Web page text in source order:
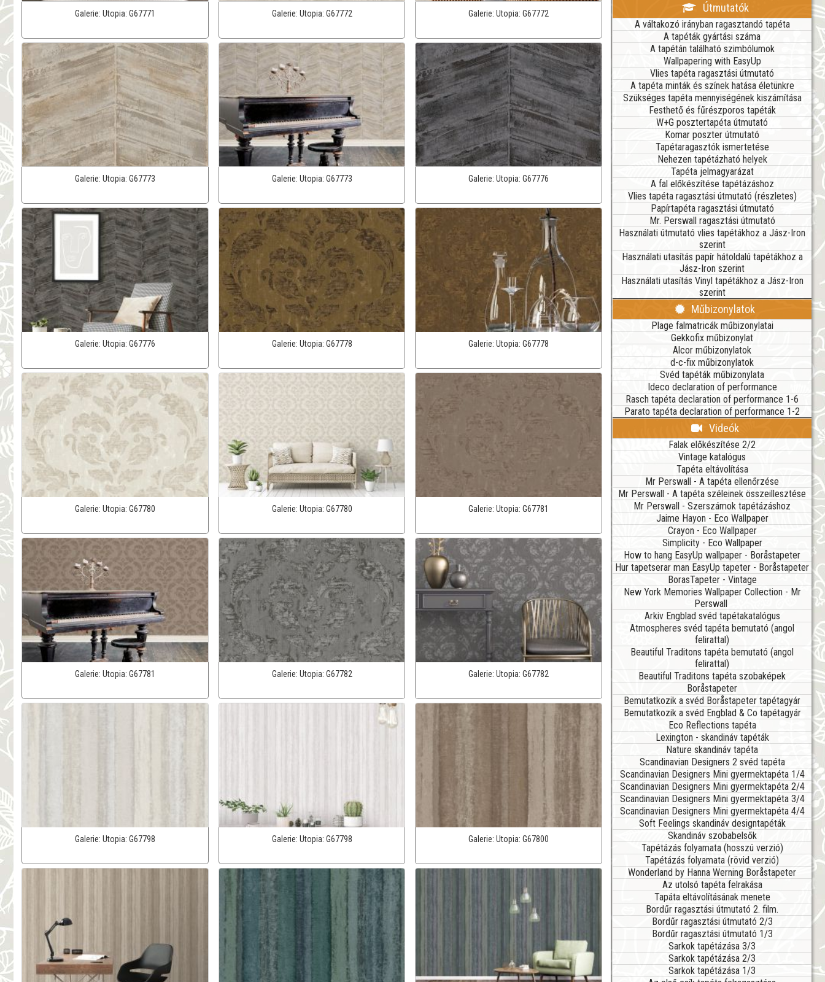
Galerie: Utopia: G67771 Galerie: Utopia: G67772 Galerie:Utopia:G67772
Galerie: Utopia: G67773 Galerie: Utopia: G67773 Galerie:Utopia:G67776
Galerie: Utopia: G67776 Galerie: Utopia: G67778 Galerie:Utopia:G67778
Galerie: Utopia: G67780 Galerie: Utopia: G67780 Galerie:Utopia:G67781
Galerie: Utopia: G67781 Galerie: Utopia: G67782 Galerie:Utopia:G67782
Galerie: Utopia: G67798 Galerie: Utopia: G67798 Galerie:Utopia:G67800
Útmutatók
A váltakozó irányban ragasztandó tapéta
A tapéták gyártási száma
A tapétán található szimbólumok
Wallpapering with EasyUp
Vlies tapéta ragasztási útmutató
A tapéta minták és színek hatása életünkre
Szükséges tapéta mennyiségének kiszámítása
Festhető és fűrészporos tapéták
W+G posztertapéta útmutató
Komar poszter útmutató
Tapétaragasztók ismertetése
Nehezen tapétázható helyek
Tapéta jelmagyarázat
A fal előkészítése tapétázáshoz
Vlies tapéta ragasztási útmutató (részletes)
Papírtapéta ragasztási útmutató
Mr. Perswall ragasztási útmutató
Használati útmutató vlies tapétákhoz a Jász-Iron
szerint
Használati utasítás papír hátoldalú tapétákhoz a
Jász-Iron szerint
Használati utasítás Vinyl tapétákhoz a Jász-Iron
szerint
Műbizonylatok
Plage falmatricák műbizonylatai
Gekkofix műbizonylat
Alcor műbizonylatok
d-c-fix műbizonylatok
Svéd tapéták műbizonylata
Ideco declaration of performance
Rasch tapéta declaration of performance 1-6
Parato tapéta declaration of performance 1-2
Videók
Falak előkészítése 2/2
Vintage katalógus
Tapéta eltávolítása
Mr Perswall - A tapéta ellenőrzése
Mr Perswall - A tapéta széleinek összeillesztése
Mr Perswall - Szerszámok tapétázáshoz
Jaime Hayon - Eco Wallpaper
Crayon - Eco Wallpaper
Simplicity - Eco Wallpaper
How to hang EasyUp wallpaper - Boråstapeter
Hur tapetserar man EasyUp tapeter - Boråstapeter
BorasTapeter - Vintage
New York Memories Wallpaper Collection - Mr
Perswall
Arkiv Engblad svéd tapétakatalógus
Atmospheres svéd tapéta bemutató (angol
felirattal)
Beautiful Traditons tapéta bemutató (angol
felirattal)
Beautiful Traditons tapéta szobaképek
Boråstapeter
Bemutatkozik a svéd Boråstapeter tapétagyár
Bemutatkozik a svéd Engblad & Co tapétagyár
Eco Reflections tapéta
Lexington - skandináv tapéták
Nature skandináv tapéta
Scandinavian Designers 2 svéd tapéta
Scandinavian Designers Mini gyermektapéta 1/4
Scandinavian Designers Mini gyermektapéta 2/4
Scandinavian Designers Mini gyermektapéta 3/4
Scandinavian Designers Mini gyermektapéta 4/4
Soft Feelings skandináv designtapéták
Skandináv szobabelsők
Tapétázás folyamata (hosszú verzió)
Tapétázás folyamata (rövid verzió)
Wonderland by Hanna Werning Boråstapeter
Az utolsó tapéta felrakása
Tapáta eltávolításának menete
Bordűr ragasztási útmutató 2. film.
Bordűr ragasztási útmutató 2/3
Bordűr ragasztási útmutató 1/3
Sarkok tapétázása 3/3
Sarkok tapétázása 2/3
Sarkok tapétázása 1/3